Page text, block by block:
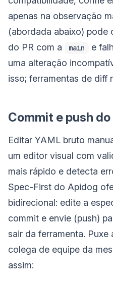
apenas na observação
(abordada abaixo) pode
do PR com a
main
e
uma alteração
isso; ferramentas de diff
Commit e push
Editar YAML bruto
um editor visual com
mais rápido e detecta
Spec-First do Apidog
bidirecional: edite a
commit e envie (push)
sair da ferramenta. Puxe
colega de equipe da
assim: